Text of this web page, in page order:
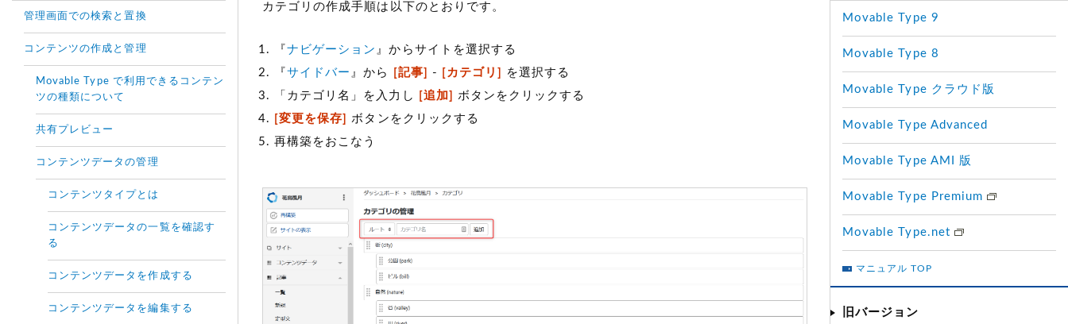
カテゴリの作成手順は以下のとおりです。
『ナビゲーション 』からサイトを選択する
『サイドバー 』から [記事] - [カテゴリ]
を選択する
「カテゴリ名」を入力し
[追加] ボタンをクリックする
[変更を保存] ボタンをクリックする
再構築をおこなう
管理画面での検索と置換
コンテンツの作成と管理
Movable Type で利用できるコンテン
ツの種類について
共有プレビュー
コンテンツデータの管理
コンテンツタイプとは
コンテンツデータの一覧を確認す
る
コンテンツデータを作成する
コンテンツデータを編集する
Movable Type 9
Movable Type 8
Movable Type クラウド版
Movable Type Advanced
Movable Type AMI 版
Movable Type Premium
Movable Type.net
マニュアル TOP
旧バージョン